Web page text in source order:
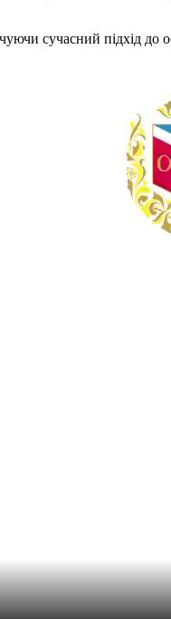
сучасний підхід до